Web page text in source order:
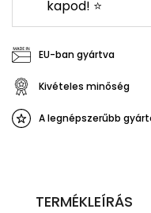
kapod! ⭐
EU-ban gyártva
Kivételes minőség
A legnépszerűbb
TERMÉKLEÍRÁS